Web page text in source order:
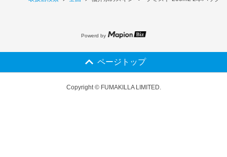
Powerd by
ページトップ
Copyright © FUMAKILLA LIMITED.